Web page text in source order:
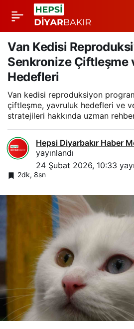
Van Kedisi
Senkronize Çiftleşme
Hedefleri
Van kedisi reproduksiyon
çiftleşme, yavruluk hedefleri ve
stratejileri hakkında uzman
Hepsi Diyarbakır Haber
yayınlandı
24 Şubat 2026, 10:33
2dk, 8sn
Kars-Çıldır
Karayolunda Kurtla
Takip: Sürücünün Cep
Telefonuyla Anlık
Görüntüleri